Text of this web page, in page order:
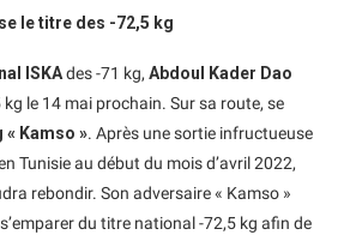
le titre des -72,5 kg
ISKAdes -71 kg, Abdoul Kader Dao
le 14 mai prochain. Sur sa route, se
« Kamso ». Après une sortie infructueuse
Tunisie au début du mois d’avril 2022,
rebondir. Son adversaire « Kamso »
du titre national -72,5 kg afin de